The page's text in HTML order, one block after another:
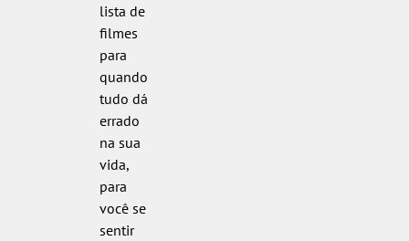
lista de
filmes
para
quando
tudo dá
errado
na sua
vida,
para
você se
sentir